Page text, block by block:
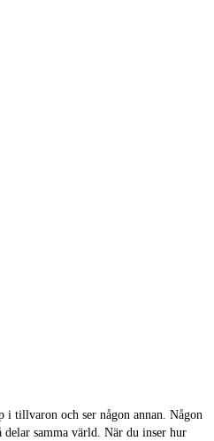
i tillvaron och ser någon annan. Någon
samma värld. När du inser hur